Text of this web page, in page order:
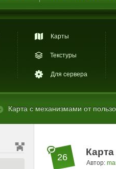
Карты
Текстуры
Для сервера
Карта с механизмами от
26
Автор: